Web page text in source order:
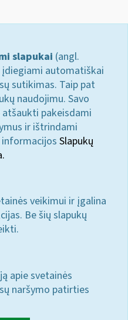
slapukai (angl.
automatiškai
sutikimas. Taip pat
naudojimu. Savo
pakeisdami
ir ištrindami
informacijos Slapukų
veikimui ir įgalina
Be šių slapukų
apie svetainės
naršymo patirties